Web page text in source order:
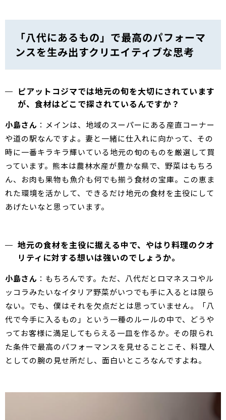
「八代にあるもの」で最高のパフォーマ
ンスを生み出すクリエイティブな思考
ピアットコジマでは地元の旬を大切にされています
が、食材はどこで探されているんですか？
小島さん ：メインは、地域のスーパーにある産直コーナー
や道の駅なんですよ。妻と一緒に仕入れに向かって、その
時に一番キラキラ輝いている地元の旬のものを厳選して買
っています。熊本は農林水産が豊かな県で、野菜はもちろ
ん、お肉も果物も魚介も何でも揃う食材の宝庫。この恵ま
れた環境を活かして、できるだけ地元の食材を主役にして
あげたいなと思っています。
地元の食材を主役に据える中で、やはり料理のクオ
リティに対する想いは強いのでしょうか。
小島さん ：もちろんです。ただ、八代だとロマネスコやル
ッコラみたいなイタリア野菜がいつでも手に入るとは限ら
ない。でも、僕はそれを欠点だとは思っていません。「八
代で今手に入るもの」という一種のルールの中で、どうや
ってお客様に満足してもらえる一皿を作るか。その限られ
た条件で最高のパフォーマンスを見せることこそ、料理人
としての腕の見せ所だし、面白いところなんですよね。